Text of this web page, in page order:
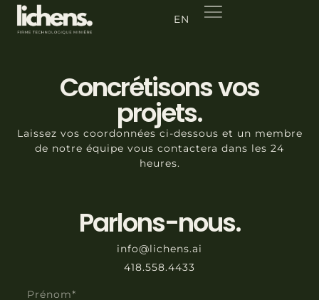
EN
Concrétisons vos
projets.
Laissez vos coordonnées ci-dessous et un membre
de notre équipe vous contactera dans les 24
heures.
Parlons-nous.
info@lichens.ai
418.558.4433